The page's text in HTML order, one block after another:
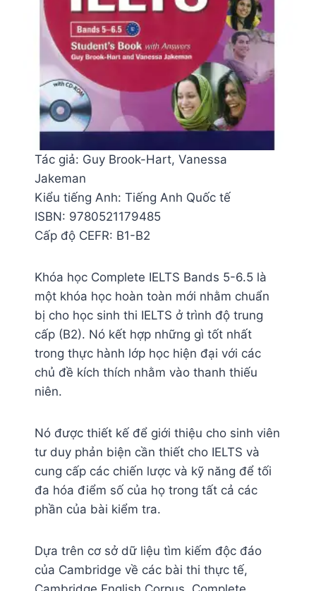
Tác giả: Guy Brook-Hart, Vanessa
Jakeman
Kiểu tiếng Anh: Tiếng Anh Quốc tế
ISBN: 9780521179485
Cấp độ CEFR: B1-B2
Khóa học Complete IELTS Bands 5-6.5 là
một khóa học hoàn toàn mới nhằm chuẩn
bị cho học sinh thi IELTS ở trình độ trung
cấp (B2). Nó kết hợp những gì tốt nhất
trong thực hành lớp học hiện đại với các
chủ đề kích thích nhằm vào thanh thiếu
niên.
Nó được thiết kế để giới thiệu cho sinh viên
tư duy phản biện cần thiết cho IELTS và
cung cấp các chiến lược và kỹ năng để tối
đa hóa điểm số của họ trong tất cả các
phần của bài kiểm tra.
Dựa trên cơ sở dữ liệu tìm kiếm độc đáo
của Cambridge về các bài thi thực tế,